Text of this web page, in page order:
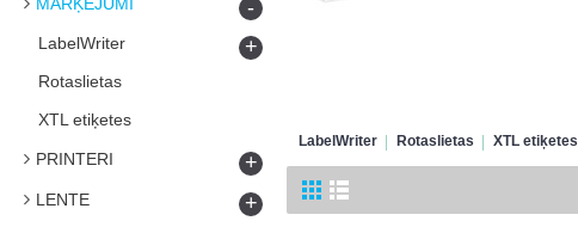
-
LabelWriter +
Rotaslietas
XTL etiķetes
PRINTERI +
LENTE +
LabelWriter Rotaslietas XTL etiķetes